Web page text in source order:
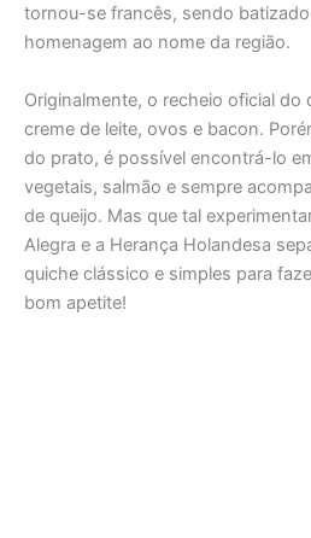
tornou-se francês, sendo
homenagem ao nome da região.
Originalmente, o recheio oficial
creme de leite, ovos e bacon.
do prato, é possível encontrá-lo
vegetais, salmão e sempre
de queijo. Mas que tal
Alegra e a Herança Holandesa
quiche clássico e simples para
bom apetite!